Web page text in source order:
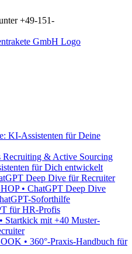
+49-151-
KI-Assistenten für Deine
Recruiting & Active Sourcing
für Dich entwickelt
Deep Dive für Recruiter
• ChatGPT Deep Dive
Soforthilfe
für HR-Profis
mit +40 Muster-
• 360°-Praxis-Handbuch für